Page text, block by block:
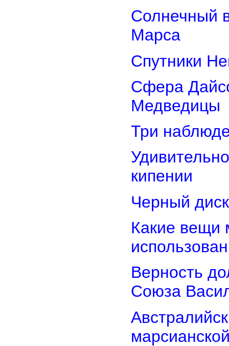
Солнечный
Марса
Спутники
Сфера
Медведицы
Три
кипении
Черный
Какие вещи
Верность
Союза